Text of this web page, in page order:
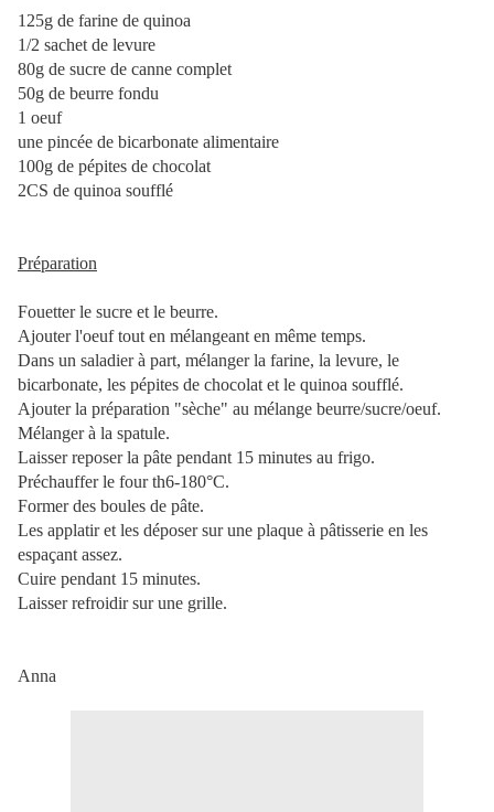
125g de farine de quinoa
1/2 sachet de levure
80g de sucre de canne complet
50g de beurre fondu
1 oeuf
une pincée de bicarbonate alimentaire
100g de pépites de chocolat
2CS de quinoa soufflé
Préparation
Fouetter le sucre et le beurre.
Ajouter l'oeuf tout en mélangeant en même temps.
Dans un saladier à part, mélanger la farine, la levure, le
bicarbonate, les pépites de chocolat et le quinoa soufflé.
Ajouter la préparation "sèche" au mélange beurre/sucre/oeuf.
Mélanger à la spatule.
Laisser reposer la pâte pendant 15 minutes au frigo.
Préchauffer le four th6-180°C.
Former des boules de pâte.
Les applatir et les déposer sur une plaque à pâtisserie en les
espaçant assez.
Cuire pendant 15 minutes.
Laisser refroidir sur une grille.
Anna